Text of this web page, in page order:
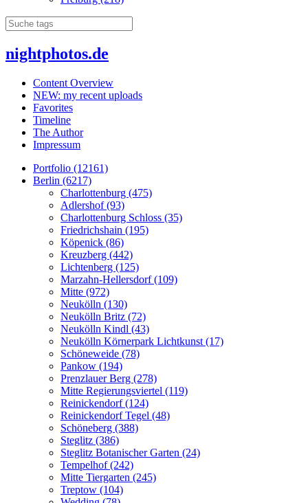
nightphotos.de
Content Overview
NEW: my recent uploads
Favorites
Timeline
The Author
Impressum
Portfolio (12161)
Berlin (6217)
Charlottenburg (475)
Adlershof (93)
Charlottenburg Schloss (35)
Friedrichshain (195)
Köpenick (86)
Kreuzberg (442)
Lichtenberg (125)
Marzahn-Hellersdorf (109)
Mitte (972)
Neukölln (130)
Neukölln Britz (72)
Neukölln Kindl (43)
Neukölln Körnerpark Lichtkunst (17)
Schöneweide (78)
Pankow (194)
Prenzlauer Berg (278)
Mitte Regierungsviertel (119)
Reinickendorf (124)
Reinickendorf Tegel (48)
Schöneberg (388)
Steglitz (386)
Steglitz Botanischer Garten (24)
Tempelhof (242)
Mitte Tiergarten (245)
Treptow (104)